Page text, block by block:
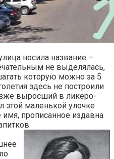
носила название –
не выделялась,
которую можно за 5
здесь не построили
выросший в ликёро-
этой маленькой улочке
прописанное издавна